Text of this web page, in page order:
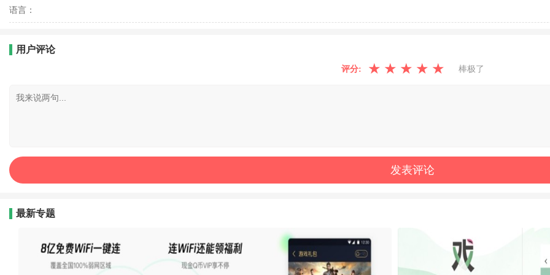
语言：
用户评论
评分: ★ ★ ★ ★ ★ 棒极了
最新专题